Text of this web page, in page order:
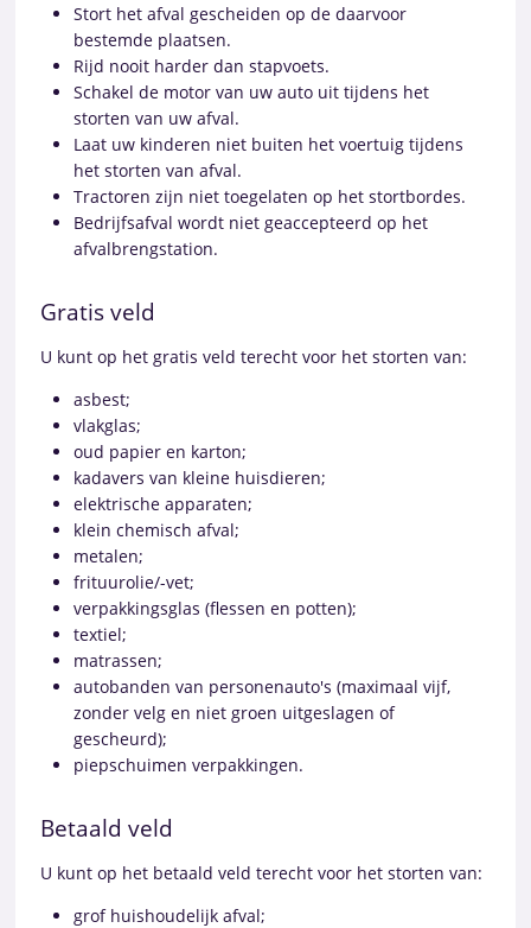
Stort het afval gescheiden op de daarvoor
bestemde plaatsen.
Rijd nooit harder dan stapvoets.
Schakel de motor van uw auto uit tijdens het
storten van uw afval.
Laat uw kinderen niet buiten het voertuig tijdens
het storten van afval.
Tractoren zijn niet toegelaten op het stortbordes.
Bedrijfsafval wordt niet geaccepteerd op het
afvalbrengstation.
Gratis veld
U kunt op het gratis veld terecht voor het storten van:
asbest;
vlakglas;
oud papier en karton;
kadavers van kleine huisdieren;
elektrische apparaten;
klein chemisch afval;
metalen;
frituurolie/-vet;
verpakkingsglas (flessen en potten);
textiel;
matrassen;
autobanden van personenauto's (maximaal vijf,
zonder velg en niet groen uitgeslagen of
gescheurd);
piepschuimen verpakkingen.
Betaald veld
U kunt op het betaald veld terecht voor het storten van:
grof huishoudelijk afval;